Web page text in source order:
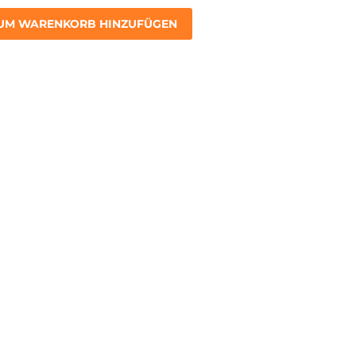
WARENKORB HINZUFÜGEN